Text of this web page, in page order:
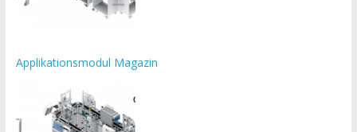
Applikationsmodul Magazin